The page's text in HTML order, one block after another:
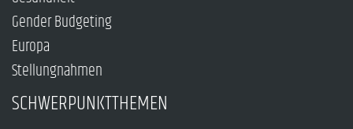
Gender Budgeting
Europa
Stellungnahmen
SCHWERPUNKTTHEMEN